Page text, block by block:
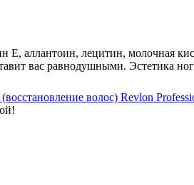
Е, аллантоин, лецитин, молочная
вас равнодушными. Эстетика
волос) Revlon